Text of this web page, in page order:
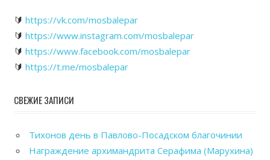
🔰 https://vk.com/mosbalepar
🔰 https://www.instagram.com/mosbalepar
🔰 https://www.facebook.com/mosbalepar
🔰 https://t.me/mosbalepar
СВЕЖИЕ ЗАПИСИ
Тихонов день в Павлово-Посадском благочинии
Награждение архимандрита Серафима (Марухина)